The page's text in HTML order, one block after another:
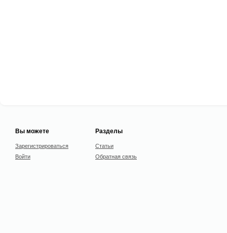
Вы можете
Зарегистрироваться
Войти
Разделы
Статьи
Обратная связь